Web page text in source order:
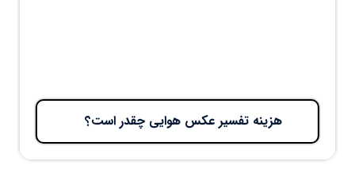
هزینه تفسیر عکس هوایی چقدر است؟